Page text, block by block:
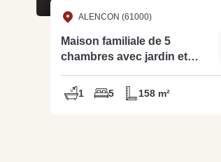
ALENCON (61000)
Maison familiale de 5
chambres avec jardin et
garage - Réf. 15554
1 5 158 m²